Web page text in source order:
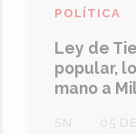
Ley de
popular,
mano a
SN
POLÍTICA
05